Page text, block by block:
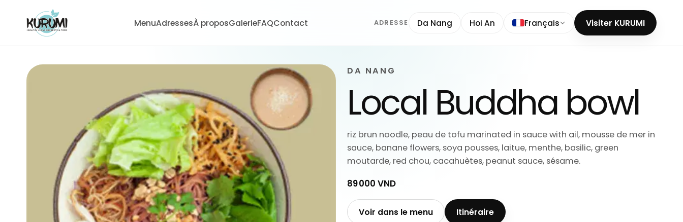
MenuAdressesÀ proposGalerieFAQContact ADRESSE Da Nang Hoi An Français Visiter KURUMI
DA NANG
Local Buddha bowl
riz brun noodle, peau de tofu marinated in sauce with ail, mousse de mer in
sauce, banane flowers, soya pousses, laitue, menthe, basilic, green
moutarde, red chou, cacahuètes, peanut sauce, sésame.
89 000 VND
Voir dans le menu Itinéraire